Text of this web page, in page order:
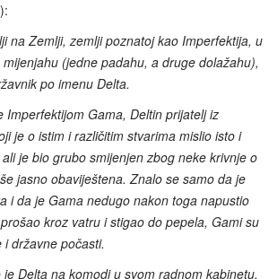
na Zemlji, zemlji poznatoj kao Imperfektija, u
(jedne padahu, a druge dolažahu),
po imenu Delta.
Imperfektijom Gama, Deltin prijatelj iz
je o istim i različitim stvarima mislio isto i
je bio grubo smijenjen zbog neke krivnje o
jasno obaviještena. Znalo se samo da je
i da je Gama nedugo nakon toga napustio
kroz vatru i stigao do pepela, Gami su
državne počasti.
Delta na komodi u svom radnom kabinetu.